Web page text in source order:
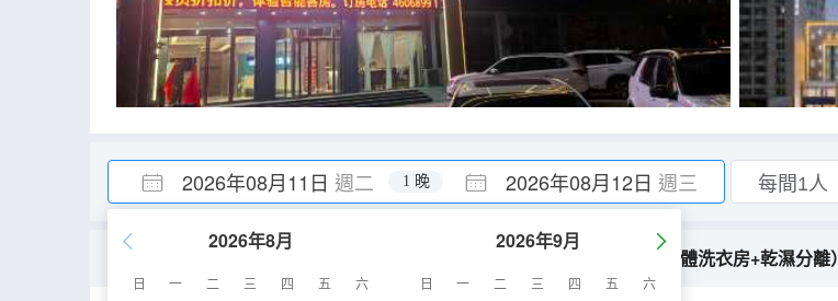
2026年08月11日 週二 2026年08月12日 週三
1 晚
2026年8月
日 一 二 三 四 五
六
2026年9月
日 一 二 三 四 五
六
智享大床房（全屋智能+舒睡床墊+公區提供洗烘一體洗衣房+乾濕分離）